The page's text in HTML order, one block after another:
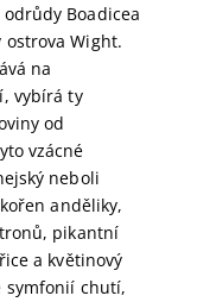
Boadicea
Wight.
na
vybírá ty
od
vzácné
neboli
anděliky,
pikantní
a květinový
symfonií chutí,